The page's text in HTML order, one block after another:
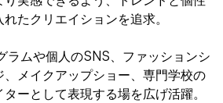
たクリエイションを追求。
ラムや個人のSNS、ファッションシ
、メイクアップショー、専門学校の
ーとして表現する場を広げ活躍。